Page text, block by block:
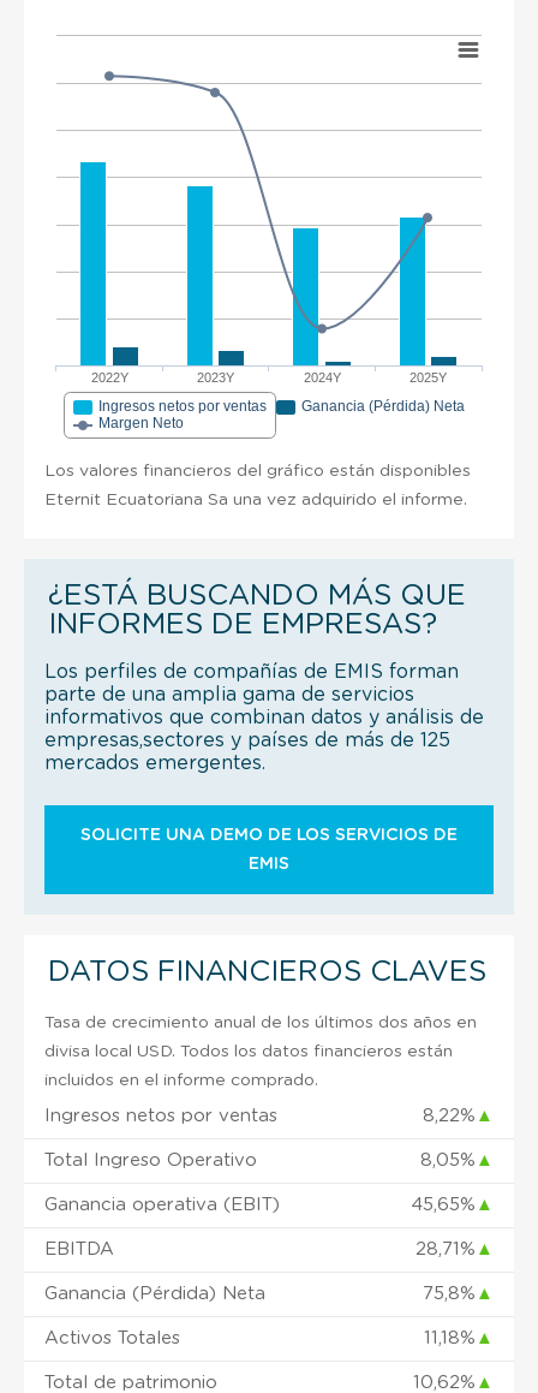
2022Y 2023Y 2024Y 2025Y
Ingresos netos por ventas
Ganancia (Pérdida) Neta
Margen Neto
Los valores financieros del gráfico están disponibles
Eternit Ecuatoriana Sa una vez adquirido el informe.
¿ESTÁ BUSCANDO MÁS QUE
INFORMES DE EMPRESAS?
Los perfiles de compañías de EMIS forman
parte de una amplia gama de servicios
informativos que combinan datos y análisis de
empresas,sectores y países de más de 125
mercados emergentes.
SOLICITE UNA DEMO DE LOS SERVICIOS DE
EMIS
DATOS FINANCIEROS CLAVES
Tasa de crecimiento anual de los últimos dos años en
divisa local USD. Todos los datos financieros están
incluidos en el informe comprado.
Ingresos netos por ventas 8,22% ▲
Total Ingreso Operativo 8,05% ▲
Ganancia operativa (EBIT) 45,65% ▲
EBITDA 28,71% ▲
Ganancia (Pérdida) Neta 75,8% ▲
Activos Totales 11,18% ▲
Total de patrimonio 10,62% ▲